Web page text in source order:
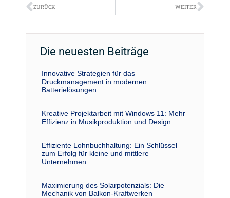
Zurück
ZURÜCK WEITER
Die neuesten Beiträge
Innovative Strategien für das
Druckmanagement in modernen
Batterielösungen
Kreative Projektarbeit mit Windows 11: Mehr
Effizienz in Musikproduktion und Design
Effiziente Lohnbuchhaltung: Ein Schlüssel
zum Erfolg für kleine und mittlere
Unternehmen
Maximierung des Solarpotenzials: Die
Mechanik von Balkon-Kraftwerken